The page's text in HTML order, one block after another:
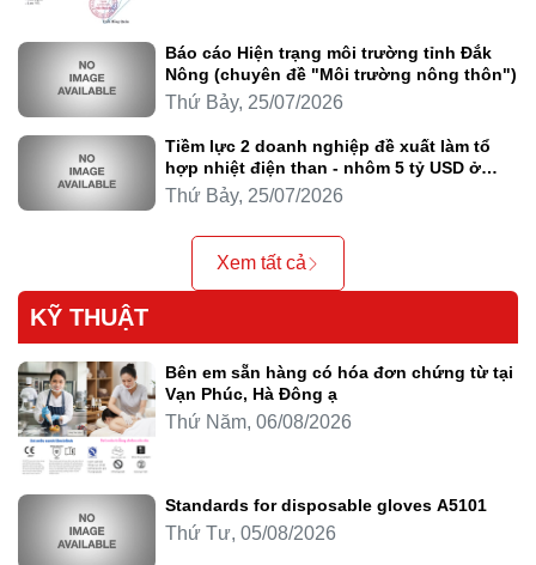
Báo cáo Hiện trạng môi trường tỉnh Đắk
Nông (chuyên đề "Môi trường nông thôn")
Thứ Bảy, 25/07/2026
Tiềm lực 2 doanh nghiệp đề xuất làm tổ
hợp nhiệt điện than - nhôm 5 tỷ USD ở
Lâm Đồng
Thứ Bảy, 25/07/2026
Xem tất cả
KỸ THUẬT
Bên em sẵn hàng có hóa đơn chứng từ tại
Vạn Phúc, Hà Đông ạ
Thứ Năm, 06/08/2026
Standards for disposable gloves A5101
Thứ Tư, 05/08/2026